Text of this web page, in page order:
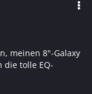
meinen 8"-Galaxy
die tolle EQ-